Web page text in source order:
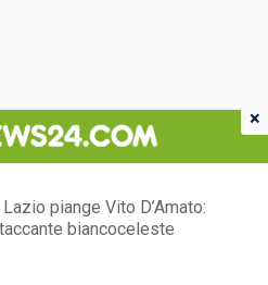
Lazio piange Vito D’Amato:
biancoceleste
×